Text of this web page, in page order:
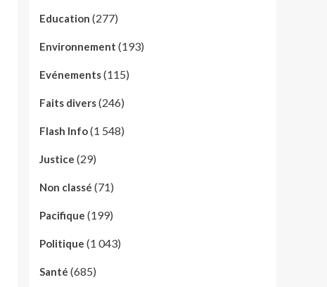
Education (277)
Environnement (193)
Evénements(115)
Faits divers(246)
Flash Info(1 548)
Justice (29)
Non classé (71)
Pacifique (199)
Politique (1 043)
Santé (685)